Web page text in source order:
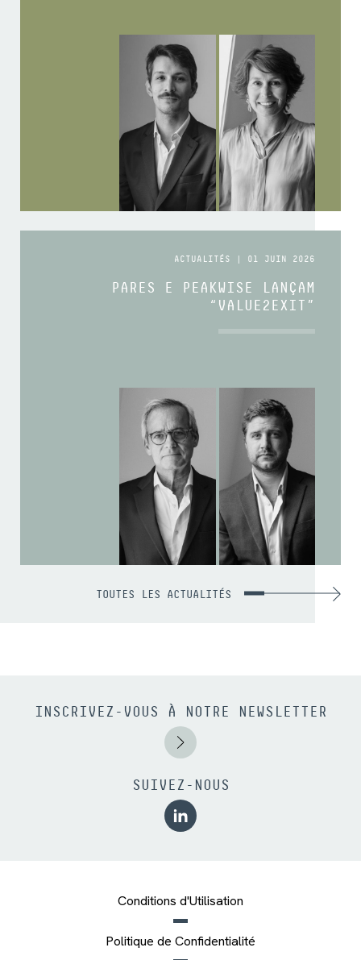
ACTUALITÉS | 01 JUIN 2026
PARES E PEAKWISE LANÇAM
“VALUE2EXIT”
TOUTES LES ACTUALITÉS
INSCRIVEZ-VOUS À NOTRE NEWSLETTER
SUIVEZ-NOUS
Conditions d'Utilisation
Politique de Confidentialité